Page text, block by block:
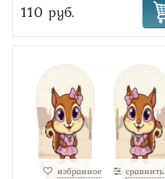
110 руб.
избранное сравнить